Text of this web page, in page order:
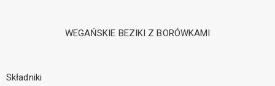
WEGAŃSKIE BEZIKI Z BORÓWKAMI
Składniki